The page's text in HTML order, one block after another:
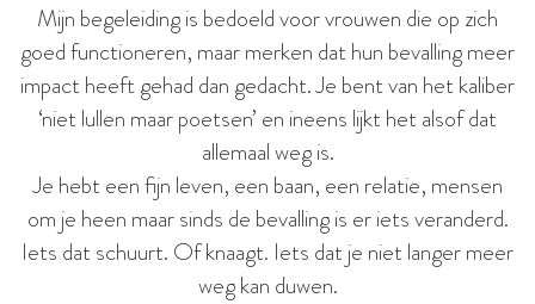
Mijn begeleiding is bedoeld voor vrouwen die op zich
goed functioneren, maar merken dat hun bevalling meer
impact heeft gehad dan gedacht. Je bent van het kaliber
‘niet lullen maar poetsen’ en ineens lijkt het alsof dat
allemaal weg is.
Je hebt een fijn leven, een baan, een relatie, mensen
om je heen maar sinds de bevalling is er iets veranderd.
Iets dat schuurt. Of knaagt. Iets dat je niet langer meer
weg kan duwen.